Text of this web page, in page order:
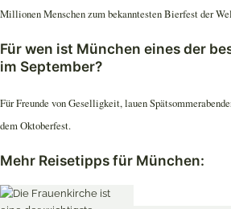
Millionen Menschen zum bekanntesten Bierfest der
Für wen ist München eines der
im September?
Für Freunde von Geselligkeit, lauen
dem Oktoberfest.
Mehr Reisetipps für München: